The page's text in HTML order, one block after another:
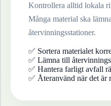
Kontrollera alltid lokala
Många material ska
återvinningsstationer.
✅ Sortera materialet
✅ Lämna till
✅ Hantera farligt avfall
✅ Återanvänd när det är